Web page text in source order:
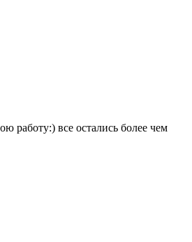
работу:) все остались более чем